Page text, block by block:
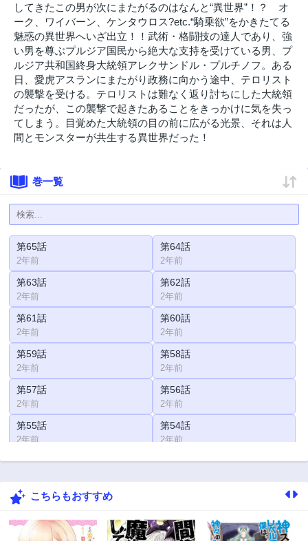
してきたこの男が次にまたがるのはなんと“異世界”！？ オ
ーク、ワイバーン、ケンタウロス?etc.“騎乗欲”をかきたてる
魅惑の異世界へいざ出立！！武術・格闘技の達人であり、強
い男を尊ぶプルジア国民から絶大な支持を受けている男、プ
ルジア共和国終身大統領アレクサンドル・プルチノフ。ある
日、愛虎アスランにまたがり政務に向かう途中、テロリスト
の襲撃を受ける。テロリストは難なく返り討ちにした大統領
だったが、この襲撃で起きたあることをきっかけに気を失っ
てしまう。目覚めた大統領の目の前に広がる光景、それは人
間とモンスターが共生する異世界だった！
巻一覧
第65話
2年前
第64話
2年前
第63話
2年前
第62話
2年前
第61話
2年前
第60話
2年前
第59話
2年前
第58話
2年前
第57話
2年前
第56話
2年前
第55話
2年前
第54話
2年前
第53話 第52話
第51話
第49話 第48話
こちらもおすすめ